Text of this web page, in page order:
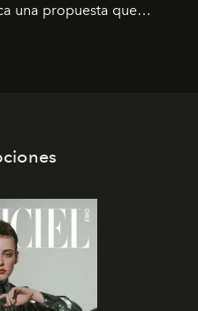
una propuesta que